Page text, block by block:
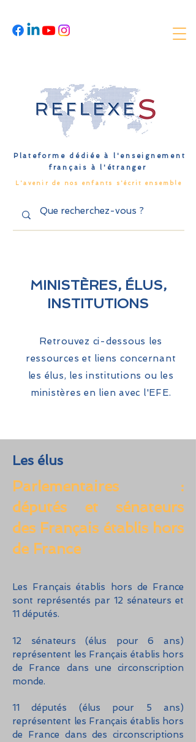
Plateforme dédiée à l'enseignement
français à l'étranger
L'avenir de nos enfants s'écrit ensemble
MINISTÈRES, ÉLUS,
INSTITUTIONS
Retrouvez ci-dessous les
ressources et liens concernant
les élus, les institutions ou les
ministères en lien avec l'EFE.
Les élus
Parlementaires :
députés et sénateurs
des Français établis hors
de France
Les Français établis hors de France
sont représentés par 12 sénateurs et
11 députés.
12 sénateurs (élus pour 6 ans)
représentent les Français établis hors
de France dans une circonscription
monde.
11 députés (élus pour 5 ans)
représentent les Français établis hors
de France dans des circonscriptions